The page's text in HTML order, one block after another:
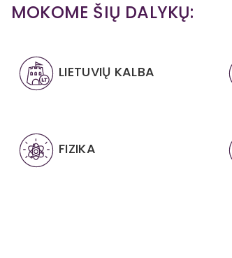
MOKOME ŠIŲ DALYKŲ:
LIETUVIŲ KALBA
FIZIKA